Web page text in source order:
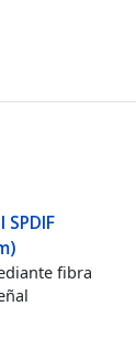
fibra